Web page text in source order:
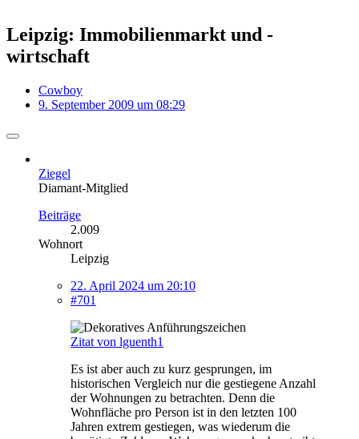
Leipzig: Immobilienmarkt und -
wirtschaft
Cowboy
9. September 2009 um 08:29
Ziegel
Diamant-Mitglied
Beiträge
2.009
Wohnort
Leipzig
22. April 2024 um 20:10
#701
Zitat von lguenth1
Es ist aber auch zu kurz gesprungen, im
historischen Vergleich nur die gestiegene Anzahl
der Wohnungen zu betrachten. Denn die
Wohnfläche pro Person ist in den letzten 100
Jahren extrem gestiegen, was wiederum die